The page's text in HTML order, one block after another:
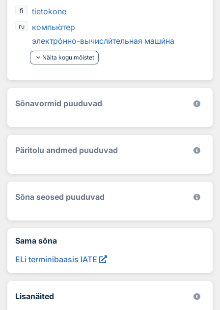
fi tietokone
ru компьютер
электронно-вычислительная машина
keyboard_arrow_down Näita kogu mõistet
Sõnavormid puuduvad
Päritolu andmed puuduvad
Sõna seosed puuduvad
Sama sõna
ELi terminibaasis IATE
Lisanäited